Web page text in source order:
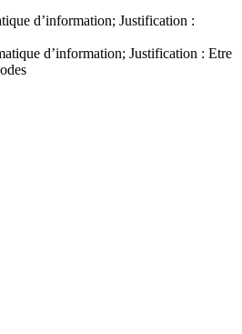
d’information; Justification :
d’information; Justification : Etre